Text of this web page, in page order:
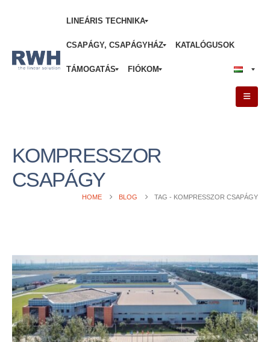
LINEÁRIS TECHNIKA
CSAPÁGY, CSAPÁGYHÁZ KATALÓGUSOK
TÁMOGATÁS FIÓKOM
KOMPRESSZOR
CSAPÁGY
HOME BLOG TAG - KOMPRESSZOR CSAPÁGY